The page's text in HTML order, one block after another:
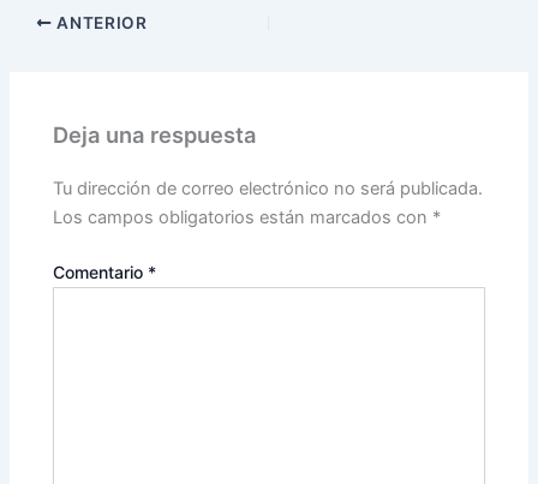
ANTERIOR
Deja una respuesta
Tu dirección de correo electrónico no será publicada.
Los campos obligatorios están marcados con *
Comentario *